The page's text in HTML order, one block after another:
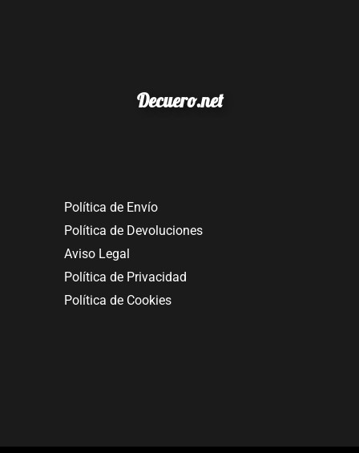
Decuero.net
Política de Envío
Política de Devoluciones
Aviso Legal
Política de Privacidad
Política de Cookies